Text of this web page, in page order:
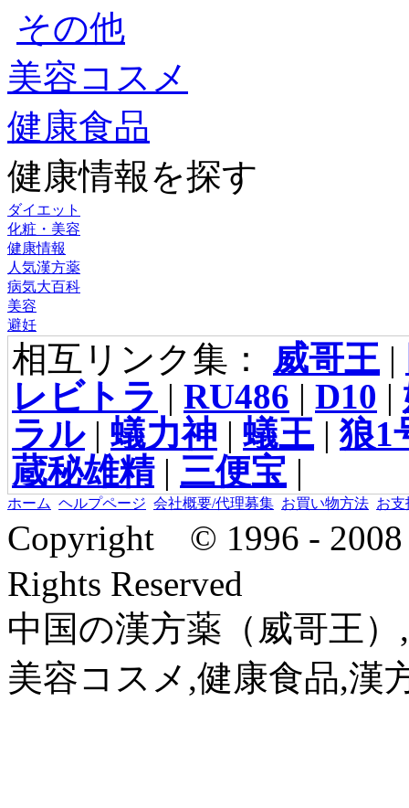
その他
美容コスメ
健康食品
健康情報を探す
ダイエット
化粧・美容
健康情報
人気漢方薬
病気大百科
美容
避妊
相互リンク集： 威哥王|
レビトラ | RU486 | D10 |
ラル| 蟻力神 | 蟻王|狼1
蔵秘雄精| 三便宝 |
ホーム ヘルプページ 会社概要/代理募集 お買い物方法 お支
Copyright © 1996 -
Rights Reserved
中国の漢方薬（威哥王
美容コスメ,健康食品,漢